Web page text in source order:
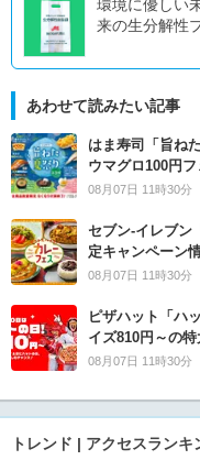
環境に優しい
来の生分解性
あわせて読みたい記事
はま寿司「旨ね
ウマグロ100円
08月07日 11時30分
セブン‐イレブン
定キャンペーン
08月07日 11時30分
ピザハット「ハ
イズ810円～の
08月07日 11時30分
トレンド | アクセスランキ